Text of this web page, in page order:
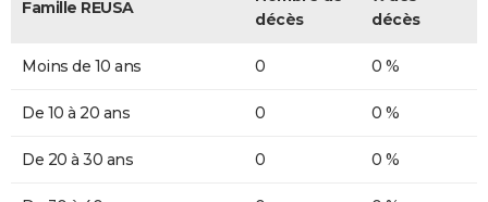
Famille REUSA
décès
décès
Moins de 10 ans 0 0 %
De 10 à 20 ans 0 0 %
De 20 à 30 ans 0 0 %